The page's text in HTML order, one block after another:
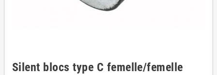
Silent blocs type C femelle/femelle